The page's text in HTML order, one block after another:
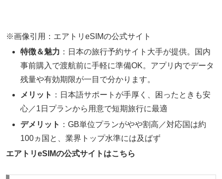
※画像引用：エアトリeSIMの公式サイト
特徴＆魅力 ：日本の旅行予約サイト大手が提供。国内
事前購入で渡航前に手軽に準備OK。アプリ内でデータ
残量や有効期限が一目で分かります。
メリット ：日本語サポートが手厚く、困ったときも安
心／1日プランから用意で短期旅行に最適
デメリット ：GB単位プランがやや割高／対応国は約
100ヵ国と、業界トップ水準には及ばず
エアトリeSIMの公式サイトはこちら